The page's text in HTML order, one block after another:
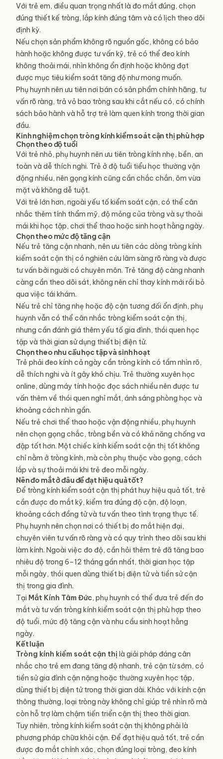
Với trẻ em, điều quan trọng nhất là đo mắt đúng, chọn
đúng thiết kế tròng, lắp kính đúng tâm và có lịch theo dõi
định kỳ.
Nếu chọn sản phẩm không rõ nguồn gốc, không có bảo
hành hoặc không được tư vấn kỹ, trẻ có thể đeo kính
không thoải mái, nhìn không ổn định hoặc không đạt
được mục tiêu kiểm soát tăng độ như mong muốn.
Phụ huynh nên ưu tiên nơi bán có sản phẩm chính hãng, tư
vấn rõ ràng, trả vỏ bao tròng sau khi cắt nếu có, có chính
sách bảo hành và hỗ trợ trẻ làm quen kính trong thời gian
đầu.
Kinh nghiệm chọn tròng kính kiểm soát cận thị phù hợp
Chọn theo độ tuổi
Với trẻ nhỏ, phụ huynh nên ưu tiên tròng kính nhẹ, bền, an
toàn và dễ thích nghi. Trẻ ở độ tuổi tiểu học thường vận
động nhiều, nên gọng kính cũng cần chắc chắn, ôm vừa
mặt và không dễ tuột.
Với trẻ lớn hơn, ngoài yếu tố kiểm soát cận, có thể cân
nhắc thêm tính thẩm mỹ, độ mỏng của tròng và sự thoải
mái khi học tập, chơi thể thao hoặc sinh hoạt hằng ngày.
Chọn theo mức độ tăng cận
Nếu trẻ tăng cận nhanh, nên ưu tiên các dòng tròng kính
kiểm soát cận thị có nghiên cứu lâm sàng rõ ràng và được
tư vấn bởi người có chuyên môn. Trẻ tăng độ càng nhanh
càng cần theo dõi sát, không nên chỉ thay kính mới rồi bỏ
qua việc tái khám.
Nếu trẻ chỉ tăng nhẹ hoặc độ cận tương đối ổn định, phụ
huynh vẫn có thể cân nhắc tròng kiểm soát cận thị,
nhưng cần đánh giá thêm yếu tố gia đình, thói quen học
tập và thời gian sử dụng thiết bị điện tử.
Chọn theo nhu cầu học tập và sinh hoạt
Trẻ phải đeo kính cả ngày cần tròng kính có tầm nhìn rõ,
dễ thích nghi và ít gây khó chịu. Trẻ thường xuyên học
online, dùng máy tính hoặc đọc sách nhiều nên được tư
vấn thêm về thói quen nghỉ mắt, ánh sáng phòng học và
khoảng cách nhìn gần.
Nếu trẻ chơi thể thao hoặc vận động nhiều, phụ huynh
nên chọn gọng chắc, tròng bền và có khả năng chống va
đập tốt hơn. Một chiếc kính kiểm soát cận thị tốt không
chỉ nằm ở tròng kính, mà còn phụ thuộc vào gọng, cách
lắp và sự thoải mái khi trẻ đeo mỗi ngày.
Nên đo mắt ở đâu để đạt hiệu quả tốt?
Để tròng kính kiểm soát cận thị phát huy hiệu quả tốt, trẻ
cần được đo mắt kỹ, kiểm tra đúng độ cận, độ loạn,
khoảng cách đồng tử và tư vấn theo tình trạng thực tế.
Phụ huynh nên chọn nơi có thiết bị đo mắt hiện đại,
chuyên viên tư vấn rõ ràng và có quy trình theo dõi sau khi
làm kính. Ngoài việc đo độ, cần hỏi thêm trẻ đã tăng bao
nhiêu độ trong 6–12 tháng gần nhất, thời gian học tập
mỗi ngày, thói quen dùng thiết bị điện tử và tiền sử cận
thị trong gia đình.
Tại Mắt Kính Tâm Đức, phụ huynh có thể đưa trẻ đến đo
mắt và tư vấn tròng kính kiểm soát cận thị phù hợp theo
độ tuổi, mức độ tăng cận và nhu cầu sinh hoạt hằng
ngày.
Kết luận
Tròng kính kiểm soát cận thị là giải pháp đáng cân
nhắc cho trẻ em đang tăng độ nhanh, trẻ cận từ sớm, có
tiền sử gia đình cận nặng hoặc thường xuyên học tập,
dùng thiết bị điện tử trong thời gian dài. Khác với kính cận
thông thường, loại tròng này không chỉ giúp trẻ nhìn rõ mà
còn hỗ trợ làm chậm tiến triển cận thị theo thời gian.
Tuy nhiên, tròng kính kiểm soát cận thị không phải là
phương pháp chữa khỏi cận. Để đạt hiệu quả tốt, trẻ cần
được đo mắt chính xác, chọn đúng loại tròng, đeo kính